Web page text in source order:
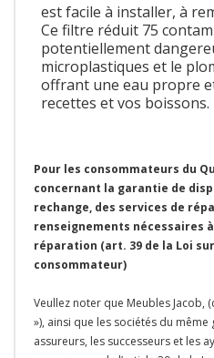
est facile à installer, à
Ce filtre réduit 75
potentiellement
microplastiques et le
offrant une eau propre
recettes et vos boissons.
Pour les consommateurs du
concernant la garantie de
rechange, des services de
renseignements nécessaires
réparation (art. 39 de la Loi
consommateur)
Veullez noter que Meubles Jacob,
»), ainsi que les sociétés du
assureurs, les successeurs et les